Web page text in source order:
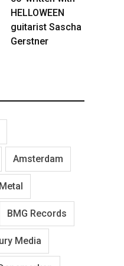
HELLOWEEN
guitarist Sascha
Gerstner
Amsterdam
BMG Records
Media